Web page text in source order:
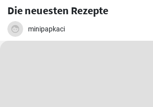
Die neuesten Rezepte
minipapkaci